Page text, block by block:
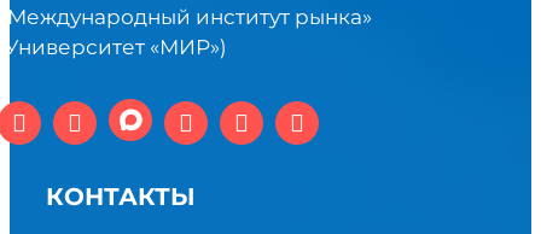
институт рынка»
«МИР»)
КОНТАКТЫ